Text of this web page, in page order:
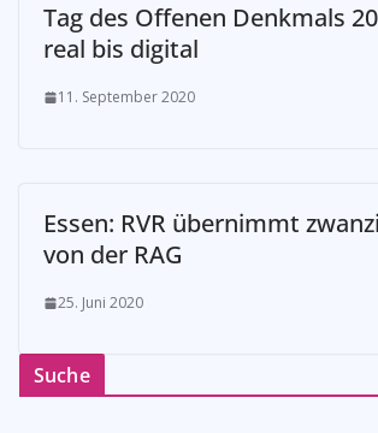
Tag des Offenen Denkmals
real bis digital
11. September 2020
Essen: RVR übernimmt
von der RAG
25. Juni 2020
Suche